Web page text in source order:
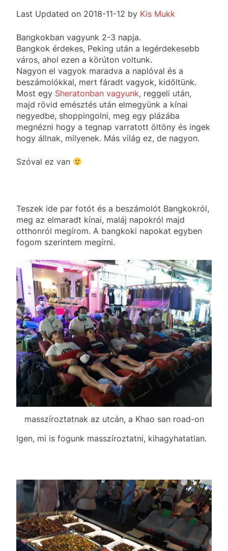
Last Updated on 2018-11-12 by Kis Mukk
Bangkokban vagyunk 2-3 napja.
Bangkok érdekes, Peking után a legérdekesebb
város, ahol ezen a körúton voltunk.
Nagyon el vagyok maradva a naplóval és a
beszámolókkal, mert fáradt vagyok, kidőltünk.
Most egy Sheratonban vagyunk, reggeli után,
majd rövid emésztés után elmegyünk a kínai
negyedbe, shoppingolni, meg egy plázába
megnézni hogy a tegnap varratott öltöny és ingek
hogy állnak, milyenek. Más világ ez, de nagyon.
Szóval ez van
Teszek ide par fotót és a beszámolót Bangkokról,
meg az elmaradt kínai, maláj napokról majd
otthonról megírom. A bangkoki napokat egyben
fogom szerintem megírni.
masszíroztatnak az utcán, a Khao san road-on
Igen, mi is fogunk masszíroztatni, kihagyhatatlan.